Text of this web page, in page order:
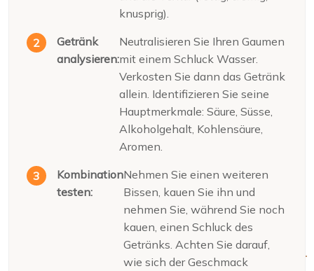
knusprig).
Getränk
analysieren:
Neutralisieren Sie Ihren Gaumen
mit einem Schluck Wasser.
Verkosten Sie dann das Getränk
allein. Identifizieren Sie seine
Hauptmerkmale: Säure, Süsse,
Alkoholgehalt, Kohlensäure,
Aromen.
Kombination
testen:
Nehmen Sie einen weiteren
Bissen, kauen Sie ihn und
nehmen Sie, während Sie noch
kauen, einen Schluck des
Getränks. Achten Sie darauf,
wie sich der Geschmack